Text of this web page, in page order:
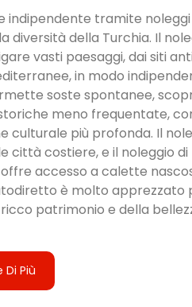
indipendente tramite
diversità della Turchia. Il
vasti paesaggi, dai siti
in modo
soste spontanee,
meno frequentate,
culturale più profonda. Il
città costiere, e il noleggio
accesso a calette
è molto apprezzato
patrimonio e della
Di Più